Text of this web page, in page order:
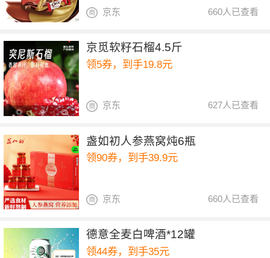
660人已查看
京东
京觅软籽石榴4.5斤
领5券，到手19.8元
627人已查看
京东
盏如初人参燕窝炖6瓶
领90券，到手39.9元
660人已查看
京东
德意全麦白啤酒*12罐
领44券，到手35元